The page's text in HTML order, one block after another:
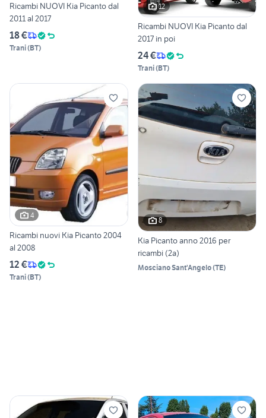
Ricambi NUOVI Kia Picanto dal
2011 al 2017
18 €
Trani(BT)
12
Ricambi NUOVI Kia Picanto dal
2017 in poi
24 €
Trani(BT)
4
Ricambi nuovi Kia Picanto 2004
al 2008
12 €
Trani(BT)
8
Kia Picanto anno 2016 per
ricambi (2a)
Mosciano Sant'Angelo(TE)